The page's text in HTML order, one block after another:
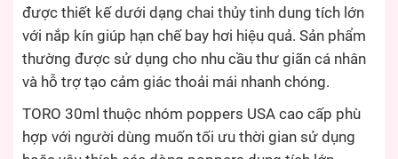
được thiết kế dưới dạng chai thủy tinh dung tích lớn
với nắp kín giúp hạn chế bay hơi hiệu quả. Sản phẩm
thường được sử dụng cho nhu cầu thư giãn cá nhân
và hỗ trợ tạo cảm giác thoải mái nhanh chóng.
TORO 30ml thuộc nhóm poppers USA cao cấp phù
hợp với người dùng muốn tối ưu thời gian sử dụng